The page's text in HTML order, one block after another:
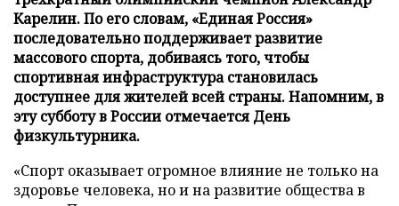
Карелин. По его словам, «Единая Россия»
последовательно поддерживает развитие
массового спорта, добиваясь того, чтобы
спортивная инфраструктура становилась
доступнее для жителей всей страны. Напомним, в
эту субботу в России отмечается День
физкультурника.
«Спорт оказывает огромное влияние не только на
здоровье человека, но и на развитие общества в